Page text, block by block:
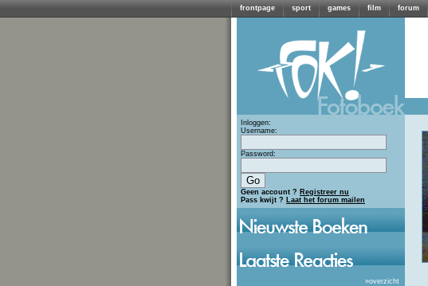
frontpage sport games film forum
Inloggen:
Username:
Password:
Geen account ? Registreer nu
Pass kwijt ? Laat het forum mailen
»overzicht